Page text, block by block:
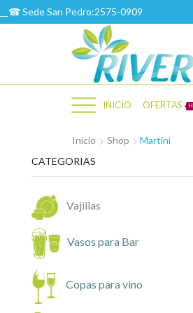
__☎ Sede San Pedro:2575-0909
PRECIOS MAYOREO ꧁VER꧂
INICIO OFERTAS
Inicio Shop Martini
CATEGORIAS
Vajillas
Vasos para Bar
Copas para vino